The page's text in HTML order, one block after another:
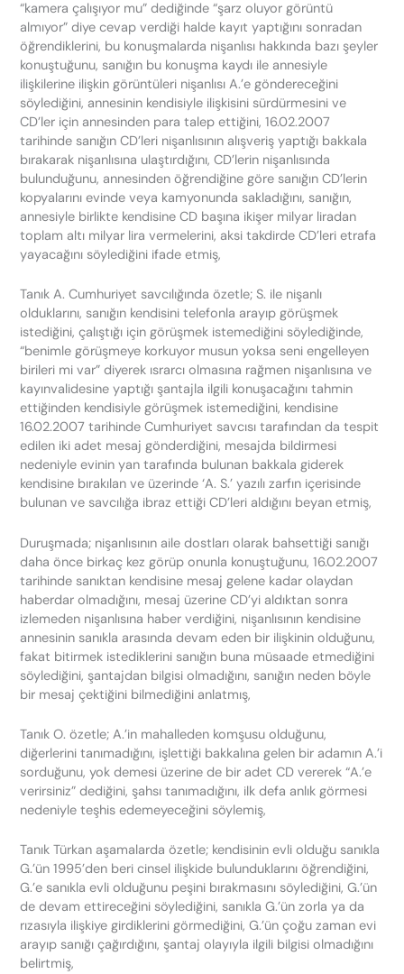
“kamera çalışıyor mu” dediğinde “şarz oluyor görüntü
almıyor” diye cevap verdiği halde kayıt yaptığını sonradan
öğrendiklerini, bu konuşmalarda nişanlısı hakkında bazı şeyler
konuştuğunu, sanığın bu konuşma kaydı ile annesiyle
ilişkilerine ilişkin görüntüleri nişanlısı A.’e göndereceğini
söylediğini, annesinin kendisiyle ilişkisini sürdürmesini ve
CD’ler için annesinden para talep ettiğini, 16.02.2007
tarihinde sanığın CD’leri nişanlısının alışveriş yaptığı bakkala
bırakarak nişanlısına ulaştırdığını, CD’lerin nişanlısında
bulunduğunu, annesinden öğrendiğine göre sanığın CD’lerin
kopyalarını evinde veya kamyonunda sakladığını, sanığın,
annesiyle birlikte kendisine CD başına ikişer milyar liradan
toplam altı milyar lira vermelerini, aksi takdirde CD’leri etrafa
yayacağını söylediğini ifade etmiş,
Tanık A. Cumhuriyet savcılığında özetle; S. ile nişanlı
olduklarını, sanığın kendisini telefonla arayıp görüşmek
istediğini, çalıştığı için görüşmek istemediğini söylediğinde,
“benimle görüşmeye korkuyor musun yoksa seni engelleyen
birileri mi var” diyerek ısrarcı olmasına rağmen nişanlısına ve
kayınvalidesine yaptığı şantajla ilgili konuşacağını tahmin
ettiğinden kendisiyle görüşmek istemediğini, kendisine
16.02.2007 tarihinde Cumhuriyet savcısı tarafından da tespit
edilen iki adet mesaj gönderdiğini, mesajda bildirmesi
nedeniyle evinin yan tarafında bulunan bakkala giderek
kendisine bırakılan ve üzerinde ‘A. S.’ yazılı zarfın içerisinde
bulunan ve savcılığa ibraz ettiği CD’leri aldığını beyan etmiş,
Duruşmada; nişanlısının aile dostları olarak bahsettiği sanığı
daha önce birkaç kez görüp onunla konuştuğunu, 16.02.2007
tarihinde sanıktan kendisine mesaj gelene kadar olaydan
haberdar olmadığını, mesaj üzerine CD’yi aldıktan sonra
izlemeden nişanlısına haber verdiğini, nişanlısının kendisine
annesinin sanıkla arasında devam eden bir ilişkinin olduğunu,
fakat bitirmek istediklerini sanığın buna müsaade etmediğini
söylediğini, şantajdan bilgisi olmadığını, sanığın neden böyle
bir mesaj çektiğini bilmediğini anlatmış,
Tanık O. özetle; A.’in mahalleden komşusu olduğunu,
diğerlerini tanımadığını, işlettiği bakkalına gelen bir adamın A.’i
sorduğunu, yok demesi üzerine de bir adet CD vererek “A.’e
verirsiniz” dediğini, şahsı tanımadığını, ilk defa anlık görmesi
nedeniyle teşhis edemeyeceğini söylemiş,
Tanık Türkan aşamalarda özetle; kendisinin evli olduğu sanıkla
G.’ün 1995’den beri cinsel ilişkide bulunduklarını öğrendiğini,
G.’e sanıkla evli olduğunu peşini bırakmasını söylediğini, G.’ün
de devam ettireceğini söylediğini, sanıkla G.’ün zorla ya da
rızasıyla ilişkiye girdiklerini görmediğini, G.’ün çoğu zaman evi
arayıp sanığı çağırdığını, şantaj olayıyla ilgili bilgisi olmadığını
belirtmiş,